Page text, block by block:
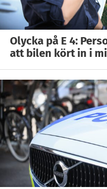
Olycka på E 4:
att bilen kört in i